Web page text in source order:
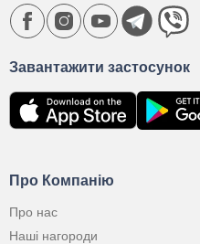
Про Компанію
Про нас
Наші нагороди
Завантажити застосунок